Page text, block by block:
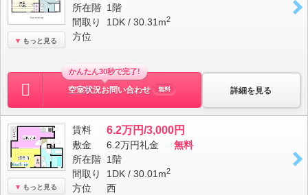
もっと見る
所在階 1階
間取り
1DK / 30.31m2
方位
詳細を見る
かんたん30秒で完了!
空室状況お問い合わせ 無料
もっと見る
賃料 6.2万円/3,000円
敷金 6.2万円礼金
無料
所在階 1階
間取り
1DK / 30.01m2
方位 西